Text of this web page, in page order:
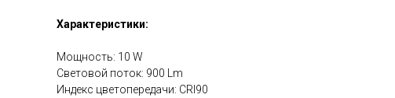
Характеристики:
Мощность: 10 W
Световой поток: 900 Lm
Индекс цветопередачи: CRI90